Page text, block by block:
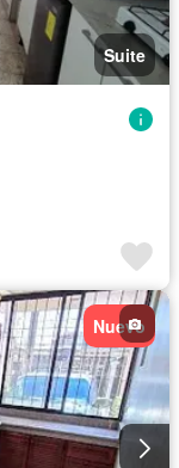
Suite
Nuevo